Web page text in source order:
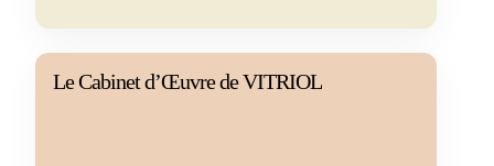
Le Cabinet d’Œuvre de VITRIOL